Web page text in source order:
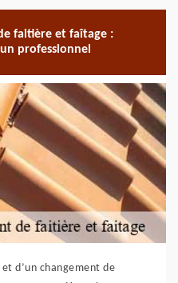
faitière et faîtage :
professionnel
d’un changement de